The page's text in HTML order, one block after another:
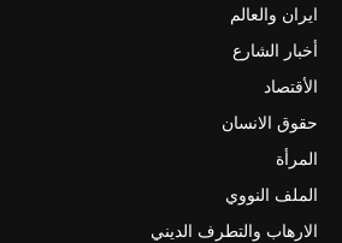
ايران والعالم
أخبار الشارع
الأقتصاد
حقوق الانسان
المرأة
الملف النووي
الارهاب والتطرف الديني